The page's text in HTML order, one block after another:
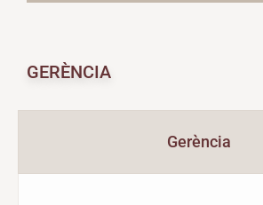
GERÈNCIA
Gerència